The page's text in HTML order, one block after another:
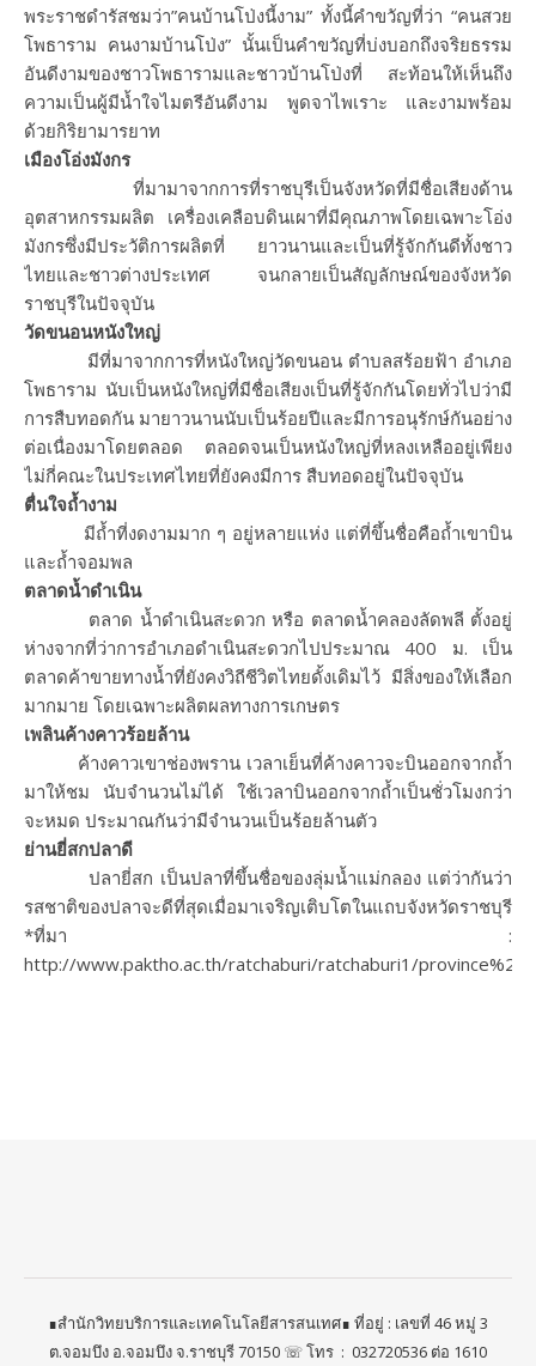
พระราชดำรัสชมว่า”คนบ้านโป่งนี้งาม” ทั้งนี้คำขวัญที่ว่า “คนสวย
โพธาราม คนงามบ้านโป่ง” นั้นเป็นคำขวัญที่บ่งบอกถึงจริยธรรม
อันดีงามของชาวโพธารามและชาวบ้านโป่งที่ สะท้อนให้เห็นถึง
ความเป็นผู้มีน้ำใจไมตรีอันดีงาม พูดจาไพเราะ และงามพร้อม
ด้วยกิริยามารยาท
เมืองโอ่งมังกร
ที่มามาจากการที่ราชบุรีเป็นจังหวัดที่มีชื่อเสียงด้าน
อุตสาหกรรมผลิต เครื่องเคลือบดินเผาที่มีคุณภาพโดยเฉพาะโอ่ง
มังกรซึ่งมีประวัติการผลิตที่ ยาวนานและเป็นที่รู้จักกันดีทั้งชาว
ไทยและชาวต่างประเทศ จนกลายเป็นสัญลักษณ์ของจังหวัด
ราชบุรีในปัจจุบัน
วัดขนอนหนังใหญ่
มีที่มาจากการที่หนังใหญ่วัดขนอน ตำบลสร้อยฟ้า อำเภอ
โพธาราม นับเป็นหนังใหญ่ที่มีชื่อเสียงเป็นที่รู้จักกันโดยทั่วไปว่ามี
การสืบทอดกัน มายาวนานนับเป็นร้อยปีและมีการอนุรักษ์กันอย่าง
ต่อเนื่องมาโดยตลอด ตลอดจนเป็นหนังใหญ่ที่หลงเหลืออยู่เพียง
ไม่กี่คณะในประเทศไทยที่ยังคงมีการ สืบทอดอยู่ในปัจจุบัน
ตื่นใจถ้ำงาม
มีถ้ำที่งดงามมาก ๆ อยู่หลายแห่ง แต่ที่ขึ้นชื่อคือถ้ำเขาบิน
และถ้ำจอมพล
ตลาดน้ำดำเนิน
ตลาด น้ำดำเนินสะดวก หรือ ตลาดน้ำคลองลัดพลี ตั้งอยู่
ห่างจากที่ว่าการอำเภอดำเนินสะดวกไปประมาณ 400 ม. เป็น
ตลาดค้าขายทางน้ำที่ยังคงวิถีชีวิตไทยดั้งเดิมไว้ มีสิ่งของให้เลือก
มากมาย โดยเฉพาะผลิตผลทางการเกษตร
เพลินค้างคาวร้อยล้าน
ค้างคาวเขาช่องพราน เวลาเย็นที่ค้างคาวจะบินออกจากถ้ำ
มาให้ชม นับจำนวนไม่ได้ ใช้เวลาบินออกจากถ้ำเป็นชั่วโมงกว่า
จะหมด ประมาณกันว่ามีจำนวนเป็นร้อยล้านตัว
ย่านยี่สกปลาดี
ปลายี่สก เป็นปลาที่ขึ้นชื่อของลุ่มน้ำแม่กลอง แต่ว่ากันว่า
รสชาติของปลาจะดีที่สุดเมื่อมาเจริญเติบโตในแถบจังหวัดราชบุรี
*ที่มา :
http://www.paktho.ac.th/ratchaburi/ratchaburi1/
∎สำนักวิทยบริการและเทคโนโลยีสารสนเทศ∎ ที่อยู่ : เลขที่ 46 หมู่ 3
ต.จอมบึง อ.จอมบึง จ.ราชบุรี 70150 ☏ โทร ​ : ​ 032720536 ต่อ 1610